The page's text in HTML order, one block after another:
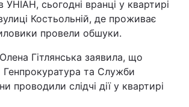
УНІАН, сьогодні вранці у квартирі
Костьольній, де проживає
провели обшуки.
Гітлянська заявила, що
Генпрокуратура та Служби
проводили слідчі дії у квартирі